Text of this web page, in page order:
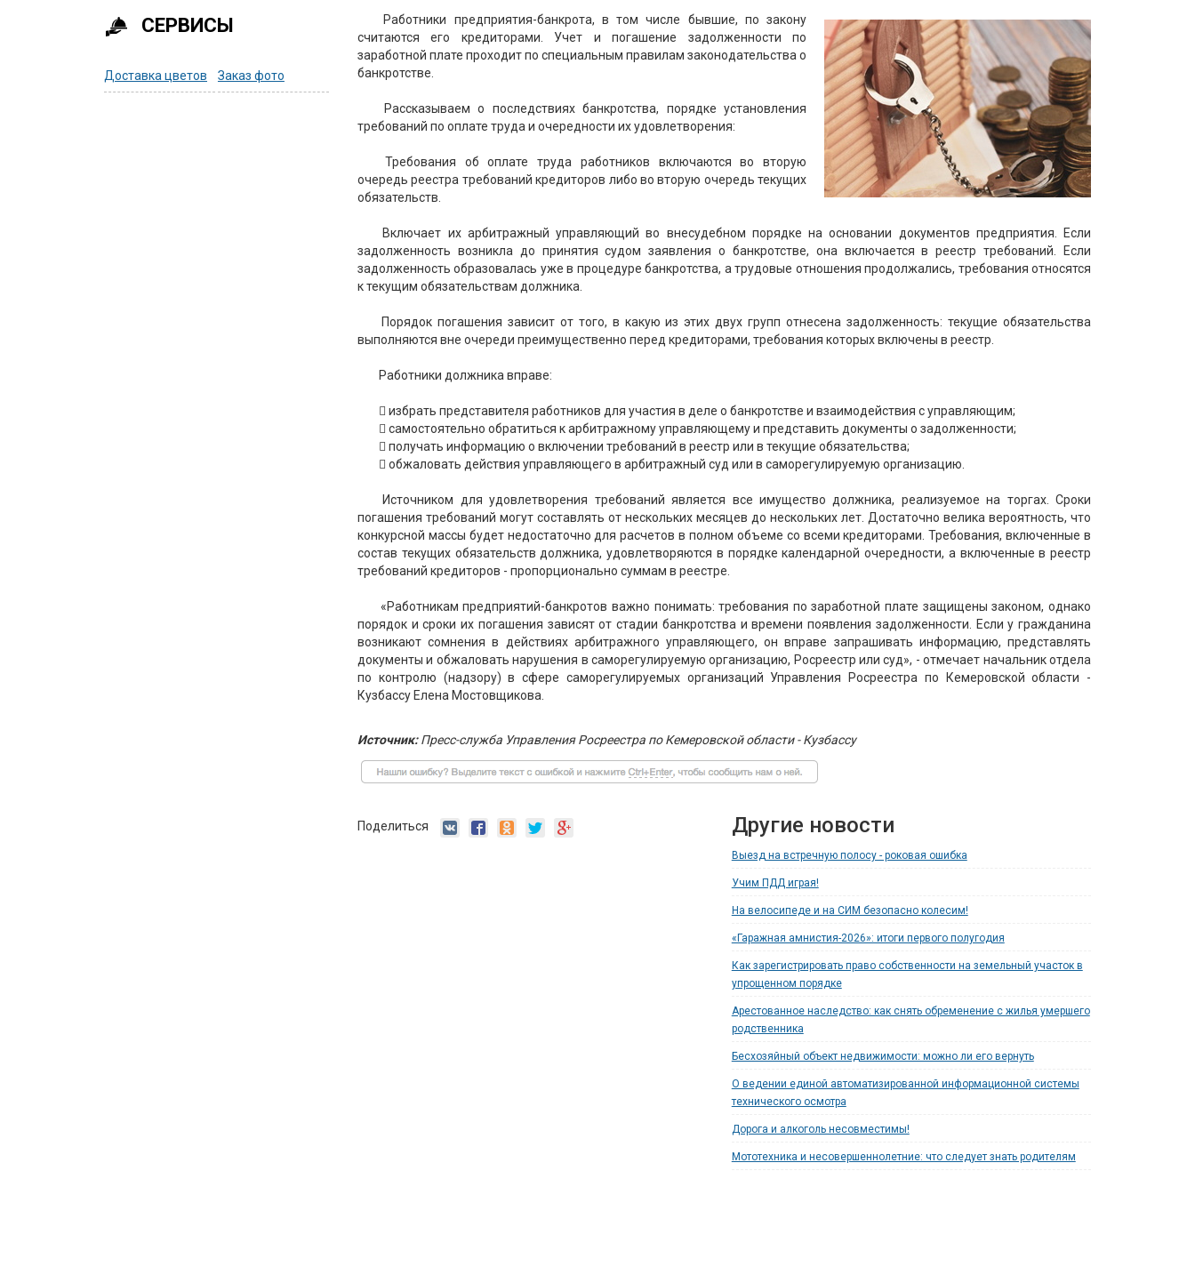
СЕРВИСЫ
Доставка цветов Заказ фото
Работники предприятия-банкрота, в том числе бывшие, по закону
считаются его кредиторами. Учет и погашение задолженности по
заработной плате проходит по специальным правилам законодательства о
банкротстве.
Рассказываем о последствиях банкротства, порядке установления
требований по оплате труда и очередности их удовлетворения:
Требования об оплате труда работников включаются во вторую
очередь реестра требований кредиторов либо во вторую очередь текущих
обязательств.
Включает их арбитражный управляющий во внесудебном порядке на основании документов предприятия. Если
задолженность возникла до принятия судом заявления о банкротстве, она включается в реестр требований. Если
задолженность образовалась уже в процедуре банкротства, а трудовые отношения продолжались, требования относятся
к текущим обязательствам должника.
Порядок погашения зависит от того, в какую из этих двух групп отнесена задолженность: текущие обязательства
выполняются вне очереди преимущественно перед кредиторами, требования которых включены в реестр.
Работники должника вправе:
 избрать представителя работников для участия в деле о банкротстве и взаимодействия с управляющим;
 самостоятельно обратиться к арбитражному управляющему и представить документы о задолженности;
 получать информацию о включении требований в реестр или в текущие обязательства;
 обжаловать действия управляющего в арбитражный суд или в саморегулируемую организацию.
Источником для удовлетворения требований является все имущество должника, реализуемое на торгах. Сроки
погашения требований могут составлять от нескольких месяцев до нескольких лет. Достаточно велика вероятность, что
конкурсной массы будет недостаточно для расчетов в полном объеме со всеми кредиторами. Требования, включенные в
состав текущих обязательств должника, удовлетворяются в порядке календарной очередности, а включенные в реестр
требований кредиторов - пропорционально суммам в реестре.
«Работникам предприятий-банкротов важно понимать: требования по заработной плате защищены законом, однако
порядок и сроки их погашения зависят от стадии банкротства и времени появления задолженности. Если у гражданина
возникают сомнения в действиях арбитражного управляющего, он вправе запрашивать информацию, представлять
документы и обжаловать нарушения в саморегулируемую организацию, Росреестр или суд», - отмечает начальник отдела
по контролю (надзору) в сфере саморегулируемых организаций Управления Росреестра по Кемеровской области -
Кузбассу Елена Мостовщикова.
Источник:Пресс-служба Управления Росреестра по Кемеровской области - Кузбассу
Поделиться Другие новости
Выезд на встречную полосу - роковая ошибка
Учим ПДД играя!
На велосипеде и на СИМ безопасно колесим!
«Гаражная амнистия-2026»: итоги первого полугодия
Как зарегистрировать право собственности на земельный участок в
упрощенном порядке
Арестованное наследство: как снять обременение с жилья умершего
родственника
Бесхозяйный объект недвижимости: можно ли его вернуть
О ведении единой автоматизированной информационной системы
технического осмотра
Дорога и алкоголь несовместимы!
Мототехника и несовершеннолетние: что следует знать родителям